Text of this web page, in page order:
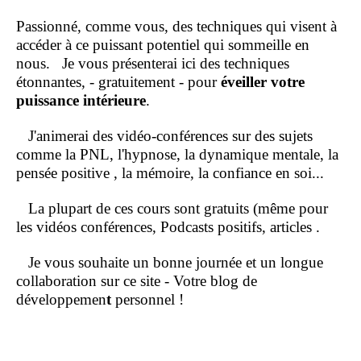
Passionné, comme vous, des techniques qui visent à
accéder à ce puissant potentiel qui sommeille en
nous. Je vous présenterai ici des techniques
étonnantes, - gratuitement - pouréveiller votre
puissance intérieure.
J'animerai des vidéo-conférences sur des sujets
comme la PNL, l'hypnose, la dynamique mentale, la
pensée positive , la mémoire, la confiance en soi...
La plupart de ces cours sont gratuits (même pour
les vidéos conférences, Podcasts positifs, articles .
Je vous souhaite un bonne journée et un longue
collaboration sur ce site - Votre blog de
développement personnel !